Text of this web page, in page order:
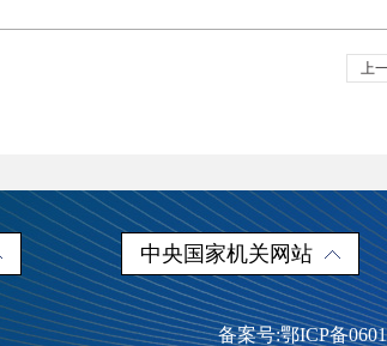
上
中央国家机关网站
备案号:鄂ICP备